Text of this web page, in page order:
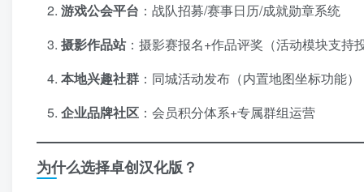
游戏公会平台 ：战队招募/赛事日历/成就勋章系统
摄影作品站：摄影赛报名+作品评奖（活动模块支持投
本地兴趣社群 ：同城活动发布（内置地图坐标功能）
企业品牌社区 ：会员积分体系+专属群组运营
为什么选择卓创汉化版？